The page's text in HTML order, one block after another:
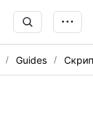
Guides